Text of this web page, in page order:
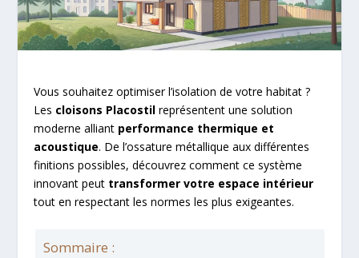
Vous souhaitez optimiser l’isolation de votre habitat ?
Les cloisons Placostil représentent une solution
moderne alliant performance thermique et
acoustique. De l’ossature métallique aux différentes
finitions possibles, découvrez comment ce système
innovant peut transformer votre espace intérieur
tout en respectant les normes les plus exigeantes.
Sommaire :